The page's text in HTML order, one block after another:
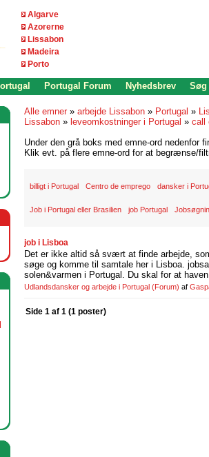
Algarve
Azorerne
Lissabon
Madeira
Porto
Portugal Forum Nyhedsbrev Søg
Alle emner » arbejde Lissabon » Portugal »
Lissabon » leveomkostninger i Portugal » call
Under den grå boks med emne-ord nedenfor
Klik evt. på flere emne-ord for at begrænse/
billigt i Portugal Centro de emprego dansker i
Job i Portugal eller Brasilien job Portugal
job i Lisboa
Det er ikke altid så svært at finde arbejde,
søge og komme til samtale her i Lisboa.
solen&varmen i Portugal. Du skal for at
Udlandsdansker og arbejde i Portugal (Forum) af
Side 1 af 1 (1 poster)